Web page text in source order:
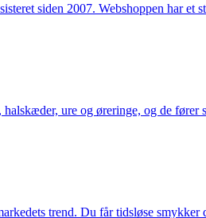
siden 2007. Webshoppen har
ure og øreringe, og de
trend. Du får tidsløse